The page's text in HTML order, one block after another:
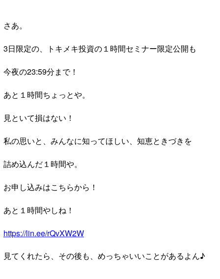
さあ。
3日限定の、トキメキ投資の１時間セミナー限定公開も
今夜の23:59分まで！
あと１時間ちょっとや。
見といて損はない！
私の思いと、みんなに知ってほしい、知恵ときづきを
詰め込んだ１時間や。
お申し込みはこちらから！
あと１時間やしね！
https://lin.ee/rQvXW2W
見てくれたら、その後も、めっちゃいいことがあるよん♪